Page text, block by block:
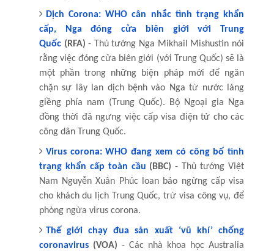
Dịch Corona: WHO cân nhắc tình trạng khẩn
cấp, Nga đóng cửa biên giới với Trung
Quốc(RFA) - Thủ tướng Nga Mikhail Mishustin nói
rằng việc đóng cửa biên giới (với Trung Quốc) sẽ là
một phần trong những biện pháp mới để ngăn
chặn sự lây lan dịch bệnh vào Nga từ nước láng
giềng phía nam (Trung Quốc). Bộ Ngoại gia Nga
đồng thời đã ngưng việc cấp visa điện tử cho các
công dân Trung Quốc.
Virus corona: WHO đang xem có công bố tình
trạng khẩn cấp toàn cầu (BBC) - Thủ tướng Việt
Nam Nguyễn Xuân Phúc loan báo ngừng cấp visa
cho khách du lịch Trung Quốc, trừ visa công vụ, để
phòng ngừa virus corona.
Thế giới chạy đua sản xuất ‘vũ khí’ chống
coronavirus(VOA) - Các nhà khoa học Australia